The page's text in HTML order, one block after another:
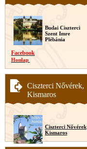
Budai Ciszterci
Szent Imre
Plébánia
Facebook
Honlap
Ciszterci Nővérek,
Kismaros
Ciszterci Nővérek
Kismaros